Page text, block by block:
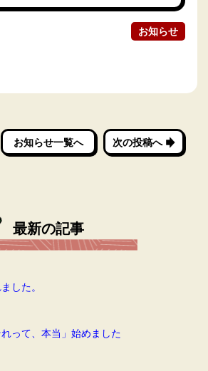
お知らせ
お知らせ一覧へ 次の投稿へ
最新の記事
した。
って、本当」始めました